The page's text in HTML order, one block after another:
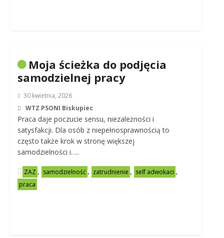
Moja ścieżka do podjęcia
samodzielnej pracy
30 kwietnia, 2026
WTZ PSONI Biskupiec
Praca daje poczucie sensu, niezależności i
satysfakcji. Dla osób z niepełnosprawnością to
często także krok w stronę większej
samodzielności i…..
ZAZ , samodzielność , zatrudnienie , self adwokaci ,
praca